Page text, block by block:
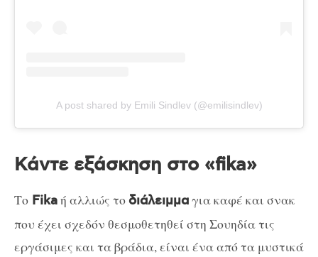
A post shared by Emili Sindlev (@emilisindlev)
Κάντε εξάσκηση στο «fika»
Το Fikaή αλλιώς τοδιάλειμμαγια καφέ και σνακ
που έχει σχεδόν θεσμοθετηθεί στη Σουηδία τις
εργάσιμες και τα βράδια, είναι ένα από τα μυστικά